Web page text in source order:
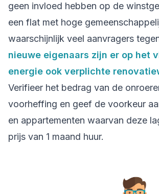
geen invloed hebben op de
een flat met hoge
waarschijnlijk veel aanvragers
nieuwe eigenaars zijn er op het
energie ook verplichte
Verifieer het bedrag van de
voorheffing en geef de voorkeur
en appartementen waarvan deze
prijs van 1 maand huur.